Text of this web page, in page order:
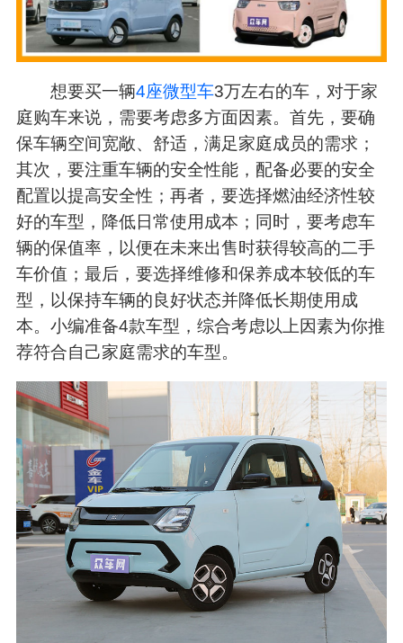
想要买一辆4座微型车3万左右的车，对于家
庭购车来说，需要考虑多方面因素。首先，要确
保车辆空间宽敞、舒适，满足家庭成员的需求；
其次，要注重车辆的安全性能，配备必要的安全
配置以提高安全性；再者，要选择燃油经济性较
好的车型，降低日常使用成本；同时，要考虑车
辆的保值率，以便在未来出售时获得较高的二手
车价值；最后，要选择维修和保养成本较低的车
型，以保持车辆的良好状态并降低长期使用成
本。小编准备4款车型，综合考虑以上因素为你推
荐符合自己家庭需求的车型。